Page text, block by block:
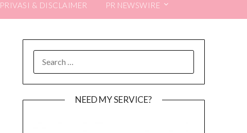
PRIVASI & DISCLAIMER PR NEWSWIRE
FOR:
NEED MY SERVICE?